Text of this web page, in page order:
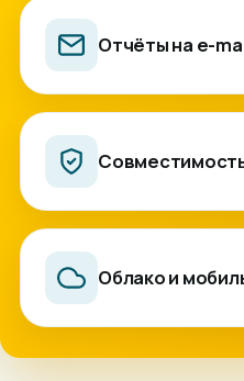
Отчёты на e-
Облако и
сотрудника. Облачное